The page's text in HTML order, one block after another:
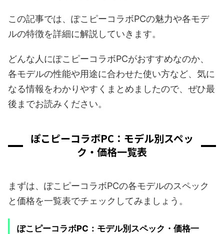
この記事では、ぽこピーコラボPCの魅力や各モデ
ルの特徴を詳細に解説していきます。
どんな人にぽこピーコラボPCがおすすめなのか、
各モデルの性能や用途に合わせた使い方など、気に
なる情報をわかりやすくまとめましたので、ぜひ最
後までお読みください。
ぽこピーコラボPC：モデル別スペッ
ク・価格一覧表
まずは、ぽこピーコラボPCの各モデルのスペック
と価格を一覧表でチェックしてみましょう。
ぽこピーコラボPC：モデル別スペック・価格一